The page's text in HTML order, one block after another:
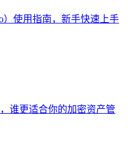
）使用指南，新手快速上手
谁更适合你的加密资产管